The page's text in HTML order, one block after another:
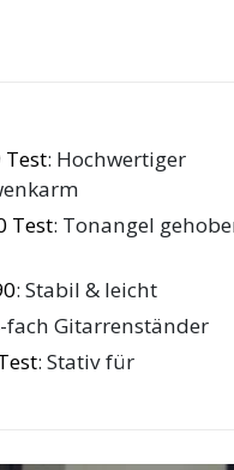
: Hochwertiger
Test: Tonangel
: Stabil & leicht
fach Gitarrenständer
: Stativ für